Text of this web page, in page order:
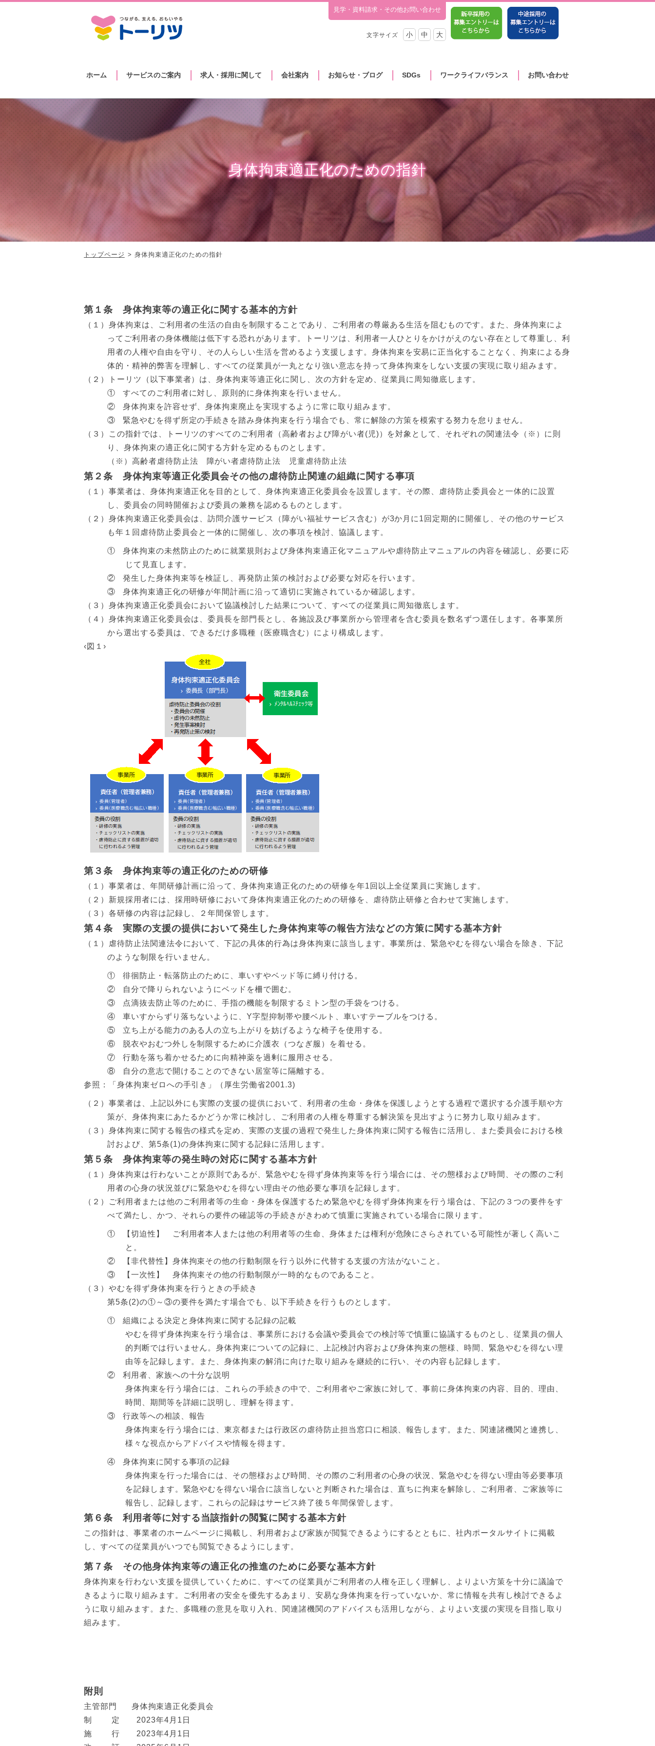
見学・資料請求・その他お問い合わせ
文字サイズ 小 中 大
ホーム サービスのご案内 求人・採用に関して 会社案内 お知らせ・ブログ SDGs ワークライフバランス お問い合わせ
身体拘束適正化のための指針
トップページ 身体拘束適正化のための指針
第１条 身体拘束等の適正化に関する基本的方針
（１）身体拘束は、ご利用者の生活の自由を制限することであり、ご利用者の尊厳ある生活を阻むものです。また、身体拘束によ
ってご利用者の身体機能は低下する恐れがあります。トーリツは、利用者一人ひとりをかけがえのない存在として尊重し、利
用者の人権や自由を守り、その人らしい生活を営めるよう支援します。身体拘束を安易に正当化することなく、拘束による身
体的・精神的弊害を理解し、すべての従業員が一丸となり強い意志を持って身体拘束をしない支援の実現に取り組みます。
（２）トーリツ（以下事業者）は、身体拘束等適正化に関し、次の方針を定め、従業員に周知徹底します。
① すべてのご利用者に対し、原則的に身体拘束を行いません。
② 身体拘束を許容せず、身体拘束廃止を実現するように常に取り組みます。
③ 緊急やむを得ず所定の手続きを踏み身体拘束を行う場合でも、常に解除の方策を模索する努力を怠りません。
（３）この指針では、トーリツのすべてのご利用者（高齢者および障がい者(児)）を対象として、それぞれの関連法令（※）に則
り、身体拘束の適正化に関する方針を定めるものとします。
（※）高齢者虐待防止法 障がい者虐待防止法 児童虐待防止法
第２条 身体拘束等適正化委員会その他の虐待防止関連の組織に関する事項
（１）事業者は、身体拘束適正化を目的として、身体拘束適正化委員会を設置します。その際、虐待防止委員会と一体的に設置
し、委員会の同時開催および委員の兼務を認めるものとします。
（２）身体拘束適正化委員会は、訪問介護サービス（障がい福祉サービス含む）が3か月に1回定期的に開催し、その他のサービス
も年１回虐待防止委員会と一体的に開催し、次の事項を検討、協議します。
① 身体拘束の未然防止のために就業規則および身体拘束適正化マニュアルや虐待防止マニュアルの内容を確認し、必要に応
じて見直します。
② 発生した身体拘束等を検証し、再発防止策の検討および必要な対応を行います。
③ 身体拘束適正化の研修が年間計画に沿って適切に実施されているか確認します。
（３）身体拘束適正化委員会において協議検討した結果について、すべての従業員に周知徹底します。
（４）身体拘束適正化委員会は、委員長を部門長とし、各施設及び事業所から管理者を含む委員を数名ずつ選任します。各事業所
から選出する委員は、できるだけ多職種（医療職含む）により構成します。
‹図１›
第３条 身体拘束等の適正化のための研修
（１）事業者は、年間研修計画に沿って、身体拘束適正化のための研修を年1回以上全従業員に実施します。
（２）新規採用者には、採用時研修において身体拘束適正化のための研修を、虐待防止研修と合わせて実施します。
（３）各研修の内容は記録し、２年間保管します。
第４条 実際の支援の提供において発生した身体拘束等の報告方法などの方策に関する基本方針
（１）虐待防止法関連法令において、下記の具体的行為は身体拘束に該当します。事業所は、緊急やむを得ない場合を除き、下記
のような制限を行いません。
① 徘徊防止・転落防止のために、車いすやベッド等に縛り付ける。
②
自分で降りられないようにベッドを柵で囲む。
③
点滴抜去防止等のために、手指の機能を制限するミトン型の手袋をつける。
④ 車いすからずり落ちないように、Y字型抑制帯や腰ベルト、車いすテーブルをつける。
⑤ 立ち上がる能力のある人の立ち上がりを妨げるような椅子を使用する。
⑥
脱衣やおむつ外しを制限するために介護衣（つなぎ服）を着せる。
⑦ 行動を落ち着かせるために向精神薬を過剰に服用させる。
⑧
自分の意志で開けることのできない居室等に隔離する。
参照：「身体拘束ゼロへの手引き」（厚生労働省2001.3)
（２）事業者は、上記以外にも実際の支援の提供において、利用者の生命・身体を保護しようとする過程で選択する介護手順や方
策が、身体拘束にあたるかどうか常に検討し、ご利用者の人権を尊重する解決策を見出すように努力し取り組みます。
（３）身体拘束に関する報告の様式を定め、実際の支援の過程で発生した身体拘束に関する報告に活用し、また委員会における検
討および、第5条(1)の身体拘束に関する記録に活用します。
第５条 身体拘束等の発生時の対応に関する基本方針
（１）身体拘束は行わないことが原則であるが、緊急やむを得ず身体拘束等を行う場合には、その態様および時間、その際のご利
用者の心身の状況並びに緊急やむを得ない理由その他必要な事項を記録します。
（２）ご利用者または他のご利用者等の生命・身体を保護するため緊急やむを得ず身体拘束を行う場合は、下記の３つの要件をす
べて満たし、かつ、それらの要件の確認等の手続きがきわめて慎重に実施されている場合に限ります。
①
【切迫性】 ご利用者本人または他の利用者等の生命、身体または権利が危険にさらされている可能性が著しく高いこ
と。
②
【非代替性】身体拘束その他の行動制限を行う以外に代替する支援の方法がないこと。
③
【一次性】 身体拘束その他の行動制限が一時的なものであること。
（３）やむを得ず身体拘束を行うときの手続き
第5条(2)の①～③の要件を満たす場合でも、以下手続きを行うものとします。
① 組織による決定と身体拘束に関する記録の記載
やむを得ず身体拘束を行う場合は、事業所における会議や委員会での検討等で慎重に協議するものとし、従業員の個人
的判断では行いません。身体拘束についての記録に、上記検討内容および身体拘束の態様、時間、緊急やむを得ない理
由等を記録します。また、身体拘束の解消に向けた取り組みを継続的に行い、その内容も記録します。
② 利用者、家族への十分な説明
身体拘束を行う場合には、これらの手続きの中で、ご利用者やご家族に対して、事前に身体拘束の内容、目的、理由、
時間、期間等を詳細に説明し、理解を得ます。
③ 行政等への相談、報告
身体拘束を行う場合には、東京都または行政区の虐待防止担当窓口に相談、報告します。また、関連諸機関と連携し、
様々な視点からアドバイスや情報を得ます。
④ 身体拘束に関する事項の記録
身体拘束を行った場合には、その態様および時間、その際のご利用者の心身の状況、緊急やむを得ない理由等必要事項
を記録します。緊急やむを得ない場合に該当しないと判断された場合は、直ちに拘束を解除し、ご利用者、ご家族等に
報告し、記録します。これらの記録はサービス終了後５年間保管します。
第６条 利用者等に対する当該指針の閲覧に関する基本方針
この指針は、事業者のホームページに掲載し、利用者および家族が閲覧できるようにするとともに、社内ポータルサイトに掲載
し、すべての従業員がいつでも閲覧できるようにします。
第７条 その他身体拘束等の適正化の推進のために必要な基本方針
身体拘束を行わない支援を提供していくために、すべての従業員がご利用者の人権を正しく理解し、よりよい方策を十分に議論で
きるように取り組みます。ご利用者の安全を優先するあまり、安易な身体拘束を行っていないか、常に情報を共有し検討できるよ
うに取り組みます。また、多職種の意見を取り入れ、関連諸機関のアドバイスも活用しながら、よりよい支援の実現を目指し取り
組みます。
附則
主管部門 身体拘束適正化委員会
制 定 2023年4月1日
施 行 2023年4月1日